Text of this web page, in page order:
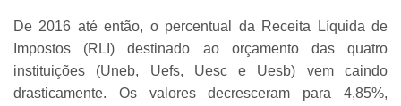
De 2016 até então, o percentual da Receita Líquida de
Impostos (RLI) destinado ao orçamento das quatro
instituições (Uneb, Uefs, Uesc e Uesb) vem caindo
drasticamente. Os valores decresceram para 4,85%,